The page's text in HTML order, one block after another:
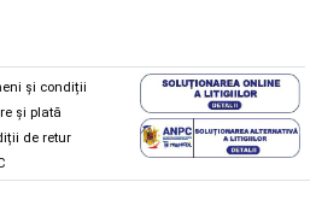
și condiții
și plată
de retur